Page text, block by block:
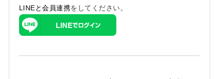
LINEと会員連携をしてください。